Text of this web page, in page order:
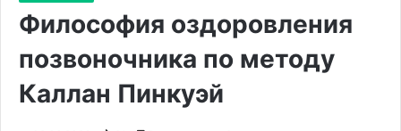
Философия оздоровления
позвоночника по методу
Каллан Пинкуэй